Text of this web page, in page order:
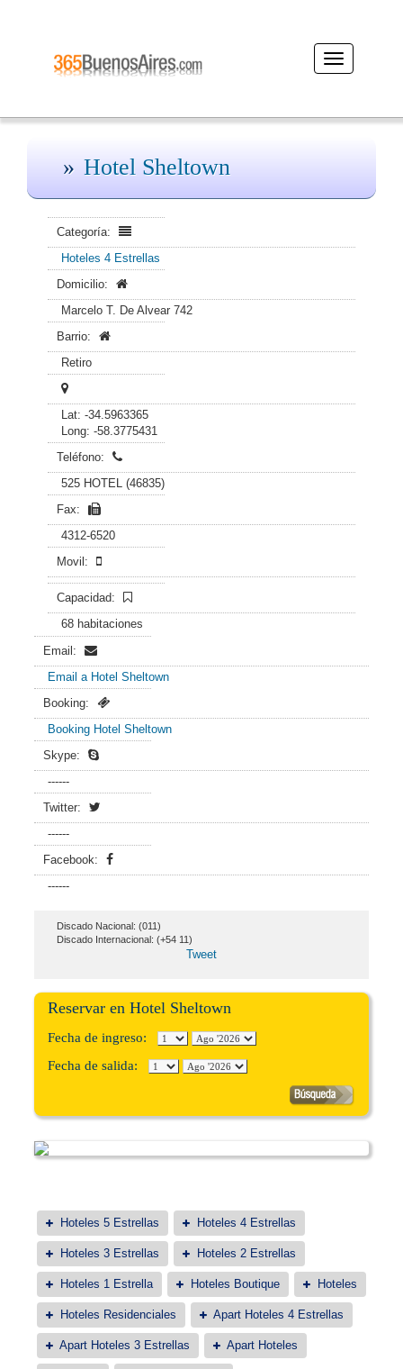
Desplegar
navegación
Hotel Sheltown
Categoría:
Hoteles 4 Estrellas
Domicilio:
Marcelo T. De Alvear 742
Barrio:
Retiro
Lat: -34.5963365
Long: -58.3775431
Teléfono:
525 HOTEL (46835)
Fax:
4312-6520
Movil:
Capacidad:
68 habitaciones
Email:
Email a Hotel Sheltown
Booking:
Booking Hotel Sheltown
Skype:
------
Twitter:
------
Facebook:
------
Discado Nacional: (011)
Discado Internacional: (+54 11)
Tweet
Reservar en Hotel Sheltown
Fecha de ingreso:
Fecha de salida:
Hoteles 5 Estrellas Hoteles 4 Estrellas
Hoteles 3 Estrellas Hoteles 2 Estrellas
Hoteles 1 Estrella Hoteles Boutique Hoteles
Hoteles Residenciales Apart Hoteles 4 Estrellas
Apart Hoteles 3 Estrellas Apart Hoteles